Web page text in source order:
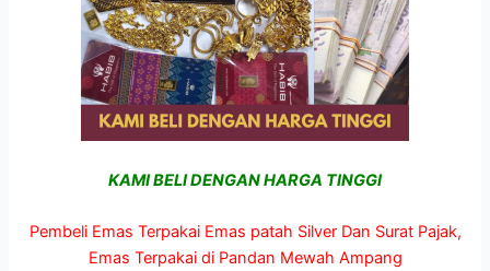
KAMI BELI DENGAN HARGA TINGGI
Pembeli Emas Terpakai Emas patah Silver Dan Surat Pajak,
Emas Terpakai di Pandan Mewah Ampang